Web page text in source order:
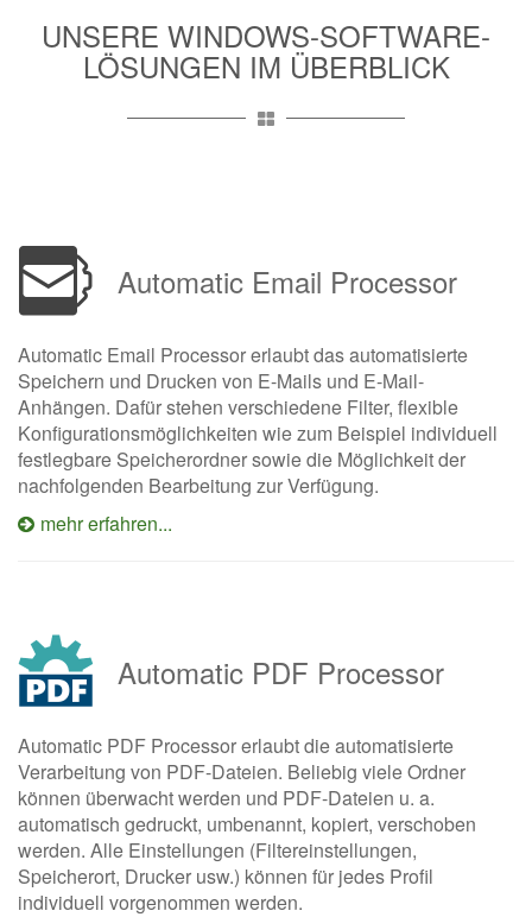
UNSERE WINDOWS-SOFTWARE-
LÖSUNGEN IM ÜBERBLICK
Automatic Email Processor
Automatic Email Processor erlaubt das automatisierte
Speichern und Drucken von E-Mails und E-Mail-
Anhängen. Dafür stehen verschiedene Filter, flexible
Konfigurationsmöglichkeiten wie zum Beispiel individuell
festlegbare Speicherordner sowie die Möglichkeit der
nachfolgenden Bearbeitung zur Verfügung.
mehr erfahren...
Automatic PDF Processor
Automatic PDF Processor erlaubt die automatisierte
Verarbeitung von PDF-Dateien. Beliebig viele Ordner
können überwacht werden und PDF-Dateien u. a.
automatisch gedruckt, umbenannt, kopiert, verschoben
werden. Alle Einstellungen (Filtereinstellungen,
Speicherort, Drucker usw.) können für jedes Profil
individuell vorgenommen werden.